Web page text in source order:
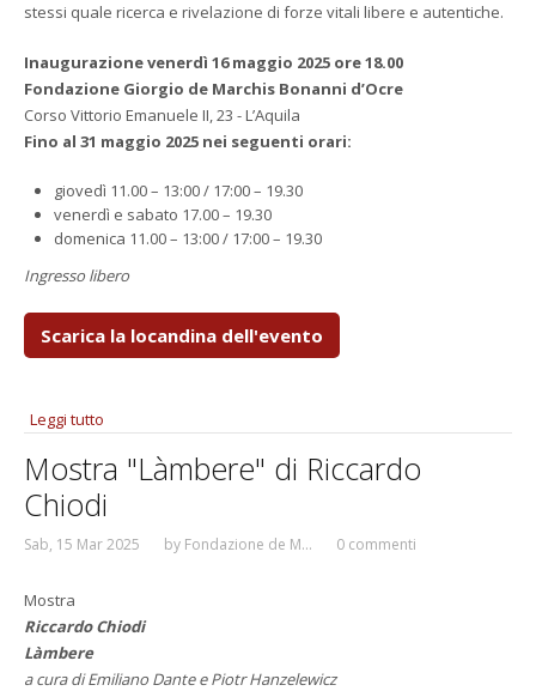
stessi quale ricerca e rivelazione di forze vitali libere e autentiche.
Inaugurazione venerdì 16 maggio 2025 ore 18.00
Fondazione Giorgio de Marchis Bonanni d’Ocre
Corso Vittorio Emanuele II, 23 - L’Aquila
Fino al 31 maggio 2025 nei seguenti orari:
giovedì 11.00 – 13:00 / 17:00 – 19.30
venerdì e sabato 17.00 – 19.30
domenica 11.00 – 13:00 / 17:00 – 19.30
Ingresso libero
Scarica la locandina dell'evento
Leggi tutto
Mostra "Làmbere" di Riccardo
Chiodi
Sab, 15 Mar 2025 by Fondazione de M... 0 commenti
Mostra
Riccardo Chiodi
Làmbere
a cura di Emiliano Dante e Piotr Hanzelewicz